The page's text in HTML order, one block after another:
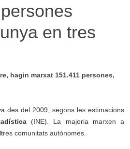
en tres
hagin marxat 151.411 persones,
des del 2009, segons les estimacions
(INE). La majoria marxen a
comunitats autònomes.